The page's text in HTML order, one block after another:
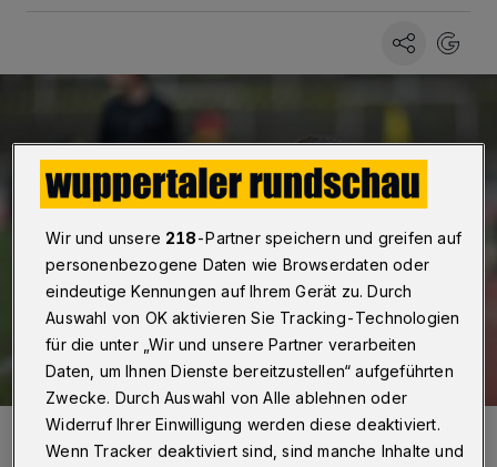
WSV-Trainer Pascal Bieler (hier bei der Einwechslung von Beyhan
Ametov.
Wir und unsere 218-Partner speichern und greifen auf
personenbezogene Daten wie Browserdaten oder
eindeutige Kennungen auf Ihrem Gerät zu. Durch
Auswahl von OK aktivieren Sie Tracking-Technologien
für die unter „Wir und unsere Partner verarbeiten
Daten, um Ihnen Dienste bereitzustellen“ aufgeführten
Zwecke. Durch Auswahl von Alle ablehnen oder
Widerruf Ihrer Einwilligung werden diese deaktiviert.
Wenn Tracker deaktiviert sind, sind manche Inhalte und